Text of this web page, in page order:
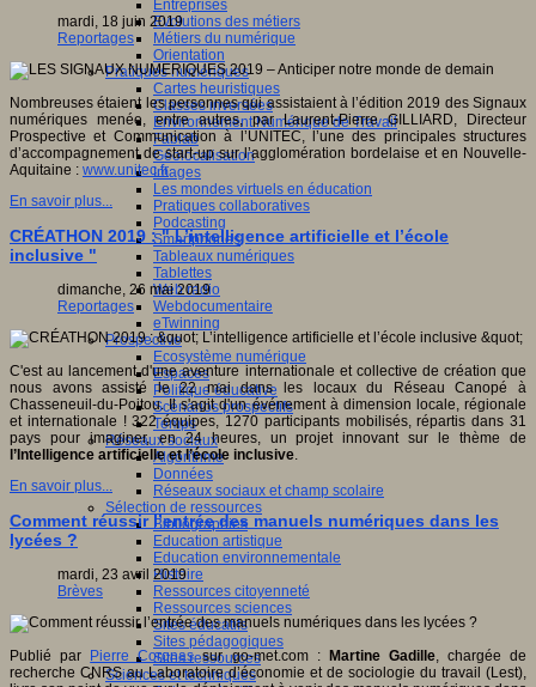
Entreprises
Evolutions des métiers
Métiers du numérique
Orientation
Pratiques numériques
Cartes heuristiques
Classes inversées
Environnement Numérique de Travail
Fablab
Géolocalisation
Images
Les mondes virtuels en éducation
Pratiques collaboratives
Podcasting
Smartphones
Tableaux numériques
Tablettes
Web radio
Webdocumentaire
eTwinning
Prospective
Ecosystème numérique
Espaces
Politique éducative
Scénarios prospectifs
Temps
Réseaux sociaux
Algorithme
Données
Réseaux sociaux et champ scolaire
Sélection de ressources
Bibliographies
Education artistique
Education environnementale
Histoire
Ressources citoyenneté
Ressources sciences
Sites éducatifs
Sites pédagogiques
Sites ressources
Sciences et techniques
mardi, 18 juin 2019
Reportages
Nombreuses étaient les personnes qui assistaient à l’édition 2019 des Signaux
numériques menée, entre autres, par Laurent-Pierre GILLIARD, Directeur
Prospective et Communication à l’UNITEC, l’une des principales structures
d’accompagnement de start-up sur l’agglomération bordelaise et en Nouvelle-
Aquitaine : www.unitec.fr
En savoir plus...
CRÉATHON 2019 : " L’intelligence artificielle et l’école
inclusive "
dimanche, 26 mai 2019
Reportages
C'est au lancement d'une aventure internationale et collective de création que
nous avons assisté le 22 mai dans les locaux du Réseau Canopé à
Chasseneuil-du-Poitou. Il s'agit d'un événement à dimension locale, régionale
et internationale ! 322 équipes, 1270 participants mobilisés, répartis dans 31
pays pour imaginer, en 24 heures, un projet innovant sur le thème de
l’Intelligence artificielle et l’école inclusive.
En savoir plus...
Comment réussir l’entrée des manuels numériques dans les
lycées ?
mardi, 23 avril 2019
Brèves
Publié par Pierre Coronassur go-met.com : Martine Gadille, chargée de
recherche CNRS au Laboratoire d’économie et de sociologie du travail (Lest),